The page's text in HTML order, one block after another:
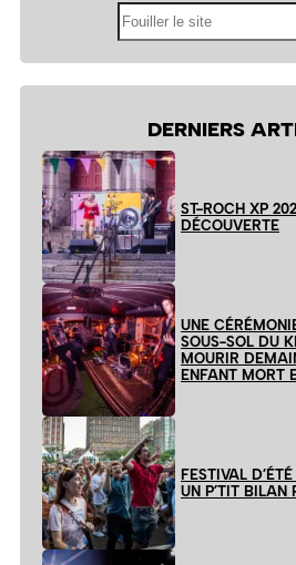
DERNIERS
ST-ROCH XP
DÉCOUVERTE
UNE
SOUS-SOL DU
MOURIR
ENFANT MORT
FESTIVAL
UN P’TIT BILAN